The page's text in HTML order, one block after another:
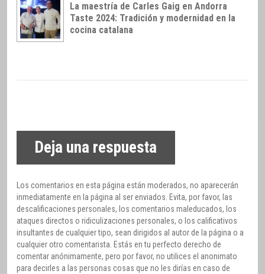
La maestría de Carles Gaig en Andorra
Taste 2024: Tradición y modernidad en la
cocina catalana
Deja una respuesta
Los comentarios en esta página están moderados, no aparecerán
inmediatamente en la página al ser enviados. Evita, por favor, las
descalificaciones personales, los comentarios maleducados, los
ataques directos o ridiculizaciones personales, o los calificativos
insultantes de cualquier tipo, sean dirigidos al autor de la página o a
cualquier otro comentarista. Estás en tu perfecto derecho de
comentar anónimamente, pero por favor, no utilices el anonimato
para decirles a las personas cosas que no les dirías en caso de